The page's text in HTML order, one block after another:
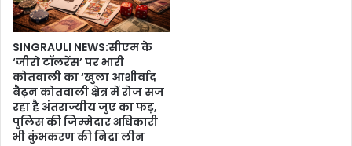
SINGRAULI NEWS:सीएम के
‘जीरो टॉलरेंस’ पर भारी
कोतवाली का ‘खुला आशीर्वाद
बैढ़न कोतवाली क्षेत्र में रोज सज
रहा है अंतराज्यीय जुए का फड़,
पुलिस की जिम्मेदार अधिकारी
भी कुंभकरण की निद्रा लीन